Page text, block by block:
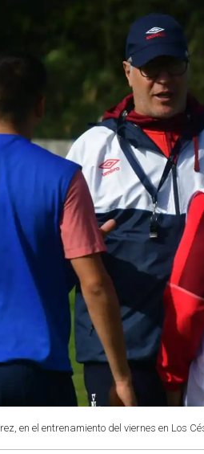
en el entrenamiento del viernes en Los